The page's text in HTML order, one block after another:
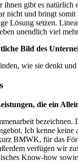
gibt es
nicht und bringt
Lösung setzen.
unendlich viel
Bild des
wie sie denkt
die ein
Ich kenne
BMWK, für das
verfügen wir
Know-how